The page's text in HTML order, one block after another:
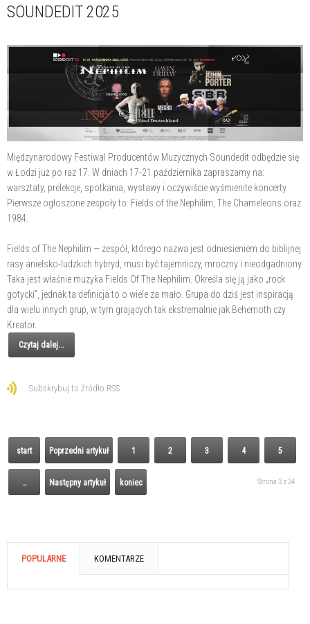
SOUNDEDIT 2025
Międzynarodowy Festiwal Producentów Muzycznych Soundedit odbędzie się
w Łodzi już po raz 17. W dniach 17-21 października zapraszamy na:
warsztaty, prelekcje, spotkania, wystawy i oczywiście wyśmienite koncerty.
Pierwsze ogłoszone zespoły to: Fields of the Nephilim, The Chameleons oraz
1984.
Fields of The Nephilim — zespół, którego nazwa jest odniesieniem do biblijnej
rasy anielsko-ludzkich hybryd, musi być tajemniczy, mroczny i nieodgadniony.
Taka jest właśnie muzyka Fields Of The Nephilim. Określa się ją jako „rock
gotycki”, jednak ta definicja to o wiele za mało. Grupa do dziś jest inspiracją
dla wielu innych grup, w tym grających tak ekstremalnie jak Behemoth czy
Kreator.
Czytaj dalej...
Subskrybuj to źródło RSS
start Poprzedni artykuł 1 2 3 4 5
… Następny artykuł koniec Strona 3 z 24
POPULARNE KOMENTARZE